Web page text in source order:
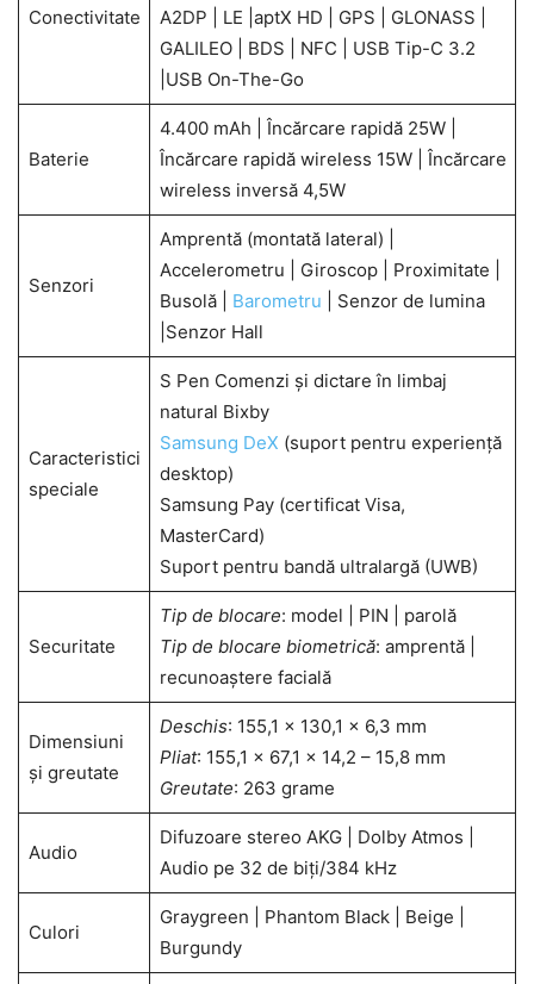
Conectivitate
A2DP | LE |aptX HD | GPS | GLONASS |
GALILEO | BDS | NFC | USB Tip-C 3.2
|USB On-The-Go
Baterie
4.400 mAh | Încărcare rapidă 25W |
Încărcare rapidă wireless 15W | Încărcare
wireless inversă 4,5W
Senzori
Amprentă (montată lateral) |
Accelerometru | Giroscop | Proximitate |
Busolă | Barometru | Senzor de lumina
|Senzor Hall
Caracteristici
speciale
S Pen Comenzi și dictare în limbaj
natural Bixby
Samsung DeX (suport pentru experiență
desktop)
Samsung Pay (certificat Visa,
MasterCard)
Suport pentru bandă ultralargă (UWB)
Securitate
Tip de blocare: model | PIN | parolă
Tip de blocare biometrică: amprentă |
recunoaștere facială
Dimensiuni
și greutate
Deschis: 155,1 x 130,1 x 6,3 mm
Pliat: 155,1 x 67,1 x 14,2 – 15,8 mm
Greutate: 263 grame
Audio
Difuzoare stereo AKG | Dolby Atmos |
Audio pe 32 de biți/384 kHz
Culori
Graygreen | Phantom Black | Beige |
Burgundy